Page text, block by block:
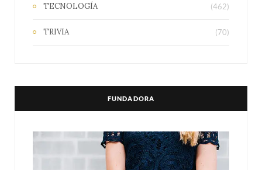
TECNOLOGÍA (462)
TRIVIA (70)
FUNDADORA